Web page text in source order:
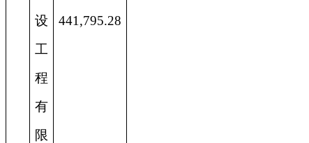
设
工
程
有
限
441,795.28